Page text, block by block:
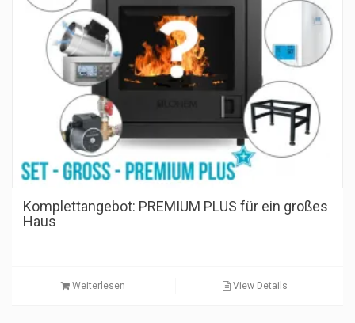
Komplettangebot: PREMIUM PLUS für ein großes
Haus
Weiterlesen View Details